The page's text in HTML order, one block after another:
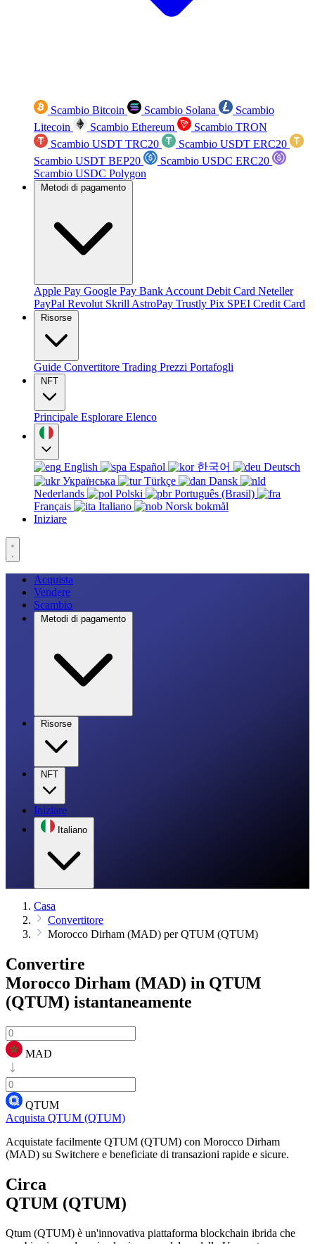
Scambio Bitcoin Scambio Solana
Scambio
Litecoin
Scambio Ethereum
Scambio TRON
Scambio USDT TRC20
Scambio USDT ERC20
Scambio USDT BEP20
Scambio USDC ERC20
Scambio USDC Polygon
Metodi di pagamento
Apple Pay Google Pay Bank Account Debit Card Neteller
PayPal Revolut Skrill AstroPay Trustly Pix SPEI Credit Card
Risorse
Guide Convertitore Trading Prezzi Portafogli
NFT
Principale Esplorare Elenco
English Español 한국어
Deutsch
Українська
Türkçe
Dansk
Nederlands
Polski
Português (Brasil)
Français
Italiano
Norsk bokmål
Iniziare
Acquista
Vendere
Scambio
Metodi di pagamento
Risorse
NFT
Iniziare
Italiano
Casa
Convertitore
Morocco Dirham (MAD) per QTUM (QTUM)
Convertire
Morocco Dirham (MAD) in QTUM
(QTUM) istantaneamente
MAD
QTUM
Acquista QTUM (QTUM)
Acquistate facilmente QTUM (QTUM) con Morocco Dirham
(MAD) su Switchere e beneficiate di transazioni rapide e sicure.
Circa
QTUM (QTUM)
Qtum (QTUM) è un'innovativa piattaforma blockchain ibrida che